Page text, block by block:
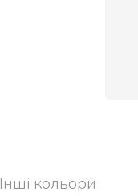
Інші кольори